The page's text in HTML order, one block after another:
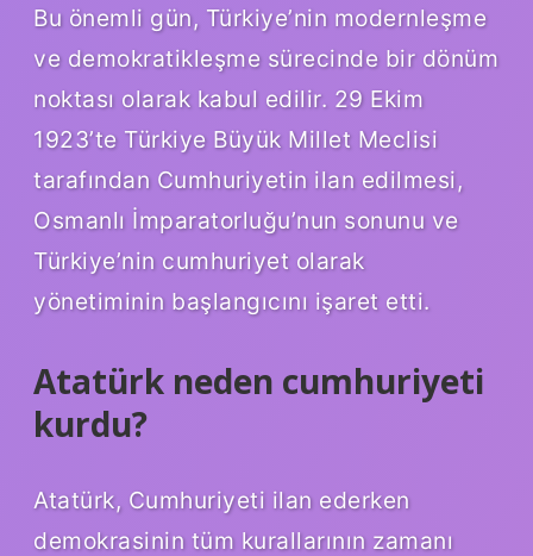
Bu önemli gün, Türkiye’nin modernleşme
ve demokratikleşme sürecinde bir dönüm
noktası olarak kabul edilir. 29 Ekim
1923’te Türkiye Büyük Millet Meclisi
tarafından Cumhuriyetin ilan edilmesi,
Osmanlı İmparatorluğu’nun sonunu ve
Türkiye’nin cumhuriyet olarak
yönetiminin başlangıcını işaret etti.
Atatürk neden cumhuriyeti
kurdu?
Atatürk, Cumhuriyeti ilan ederken
demokrasinin tüm kurallarının zamanı